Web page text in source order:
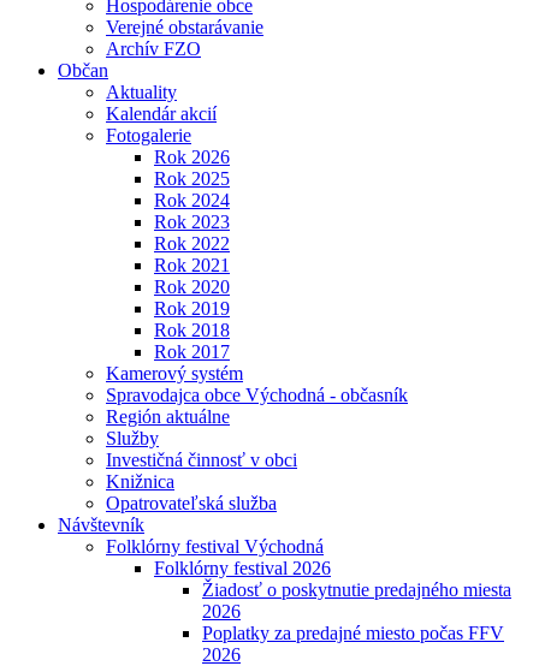
Hospodárenie obce
Verejné obstarávanie
Archív FZO
Občan
Aktuality
Kalendár akcií
Fotogalerie
Rok 2026
Rok 2025
Rok 2024
Rok 2023
Rok 2022
Rok 2021
Rok 2020
Rok 2019
Rok 2018
Rok 2017
Kamerový systém
Spravodajca obce Východná - občasník
Región aktuálne
Služby
Investičná činnosť v obci
Knižnica
Opatrovateľská služba
Návštevník
Folklórny festival Východná
Folklórny festival 2026
Žiadosť o poskytnutie predajného miesta
2026
Poplatky za predajné miesto počas FFV
2026